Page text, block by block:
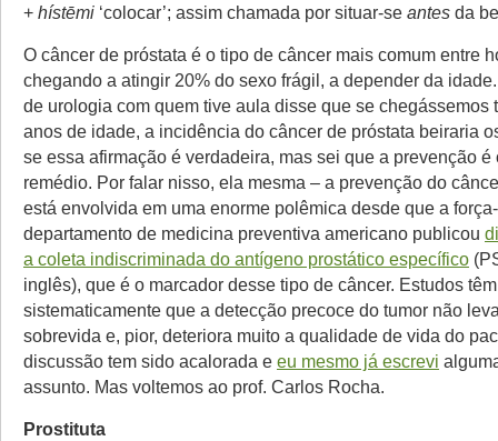
+ hístēmi ‘colocar’; assim chamada por situar-se antes da
O câncer de próstata é o tipo de câncer mais comum entre
chegando a atingir 20% do sexo frágil, a depender da
de urologia com quem tive aula disse que se chegássemos
anos de idade, a incidência do câncer de próstata beiraria
se essa afirmação é verdadeira, mas sei que a prevenção é
remédio. Por falar nisso, ela mesma – a prevenção do
está envolvida em uma enorme polêmica desde que a
departamento de medicina preventiva americano publicou
a coleta indiscriminada do antígeno prostático específico
inglês), que é o marcador desse tipo de câncer. Estudos
sistematicamente que a detecção precoce do tumor não
sobrevida e, pior, deteriora muito a qualidade de vida do
discussão tem sido acalorada e eu mesmo já escrevi
assunto. Mas voltemos ao prof. Carlos Rocha.
Prostituta